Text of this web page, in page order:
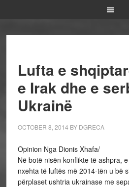
Lufta e
e Irak dhe e
Ukrainë
OCTOBER 8, 2014 BY DGRECA
Opinion Nga Dionis Xhafa/
Në botë nisën konflikte të ashpra,
nxehta të luftës më 2014-tën u bë
përplaset ushtria ukrainase me